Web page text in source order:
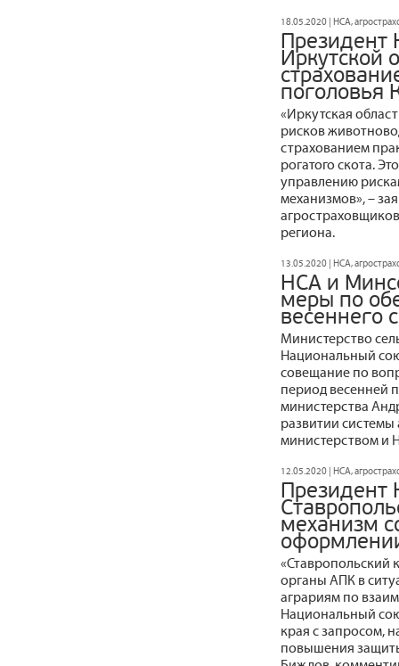
18.05.2020 | НСА,
Президент
Иркутской
поголовья
«Иркутская
рисков
страхованием
рогатого скота.
управлению
механизмов», –
региона.
13.05.2020 | НСА,
НСА и
меры по
весеннего
Министерство
Национальный
совещание по
период весенней
министерства
развитии
министерством и
12.05.2020 | НСА,
механизм
«Ставропольский
органы АПК в
аграриям по
Национальный
края с запросом,
повышения